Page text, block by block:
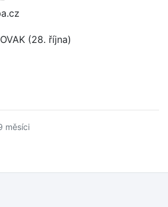
(28. října)
měsíci